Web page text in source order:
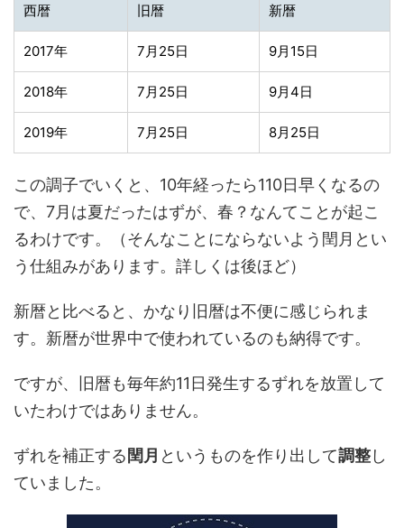
西暦 旧暦 新暦
2017年 7月25日 9月15日
2018年 7月25日 9月4日
2019年 7月25日 8月25日
この調子でいくと、10年経ったら110日早くなるの
で、7月は夏だったはずが、春？なんてことが起こ
るわけです。（そんなことにならないよう閏月とい
う仕組みがあります。詳しくは後ほど）
新暦と比べると、かなり 旧暦は不便に感じられま
す。新暦が世界中で使われているのも納得です。
ですが、旧暦も毎年約11日発生するずれを放置して
いたわけではありません。
ずれを補正する 閏月 というものを作り出して調整し
ていました。